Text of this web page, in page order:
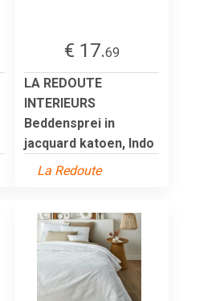
€ 17.69
LA REDOUTE
INTERIEURS
Beddensprei in
jacquard katoen, Indo
La Redoute